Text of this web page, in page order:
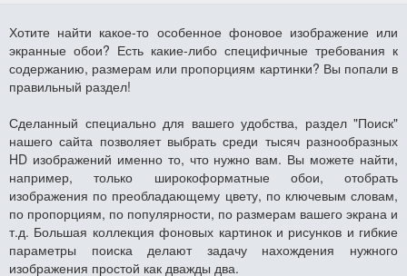
Хотите найти какое-то особенное фоновое изображение или
экранные обои? Есть какие-либо специфичные требования к
содержанию, размерам или пропорциям картинки? Вы попали в
правильный раздел!
Сделанный специально для вашего удобства, раздел "Поиск"
нашего сайта позволяет выбрать среди тысяч разнообразных
HD изображений именно то, что нужно вам. Вы можете найти,
например, только широкоформатные обои, отобрать
изображения по преобладающему цвету, по ключевым словам,
по пропорциям, по популярности, по размерам вашего экрана и
т.д. Большая коллекция фоновых картинок и рисунков и гибкие
параметры поиска делают задачу нахождения нужного
изображения простой как дважды два.